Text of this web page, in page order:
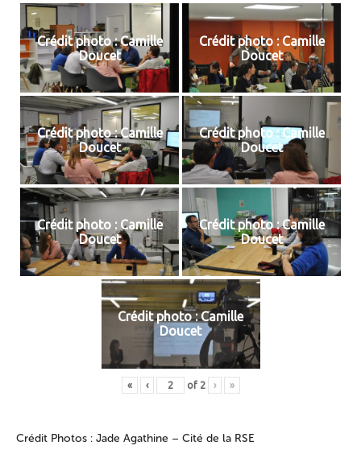
Crédit photo : Camille
Doucet
Crédit photo : Camille
Doucet
Crédit photo : Camille
Doucet
Crédit photo : Camille
Doucet
Crédit photo : Camille
Doucet
Crédit photo : Camille
Doucet
Crédit photo : Camille
Doucet
« ‹ of 2 › »
Crédit Photos : Jade Agathine – Cité de la RSE